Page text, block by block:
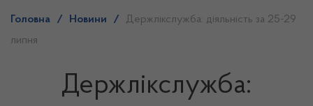
Головна / Новини /
Держлікслужба: діяльність за 25-29
липня
Держлікслужба: